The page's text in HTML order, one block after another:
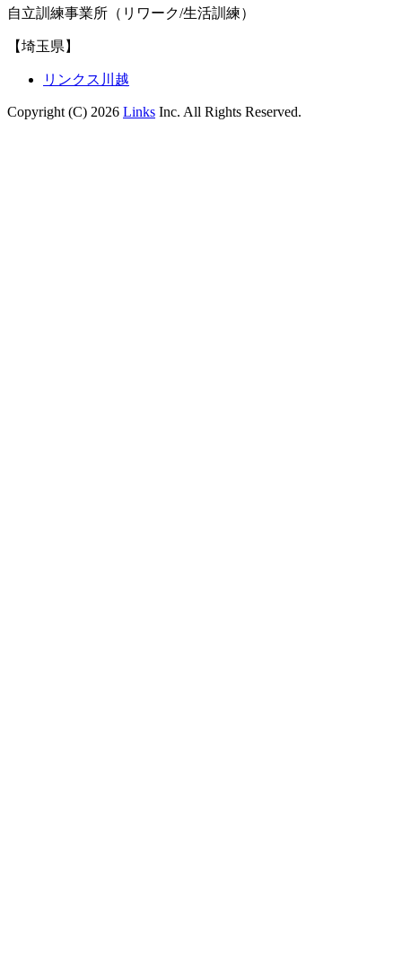
自立訓練事業所（リワーク/生活訓練）
【埼玉県】
リンクス川越
Copyright (C) 2026 Links Inc. All Rights Reserved.